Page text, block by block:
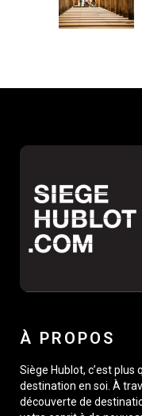
À PROPOS
Siège Hublot, c’est plus
destination en soi. À
découverte de